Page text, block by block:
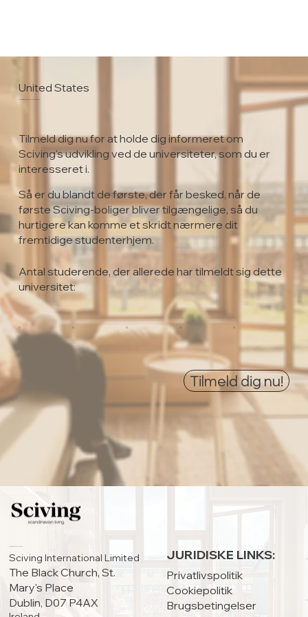
United States
Heritage Christian University
Tilmeld dig nu for at holde dig informeret om
Sciving's udvikling ved de universiteter, som du er
interesseret i.
Så er du blandt de første, der får besked, når de
første Sciving-boliger bliver tilgængelige, så du
hurtigere kan komme et skridt nærmere dit
fremtidige studenterhjem.
Antal studerende, der allerede har tilmeldt sig dette
universitet:
0
0
0
0
0
Tilmeld dig nu!
HOVEDKONTOR:
Sciving International Limited
The Black Church, St.
Mary's Place
Dublin, D07 P4AX
JURIDISKE LINKS:
Privatlivspolitik
Cookiepolitik
Brugsbetingelser